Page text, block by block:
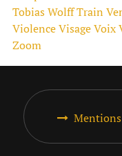
Tobias WolffTrain
ViolenceVisageVoix
Zoom